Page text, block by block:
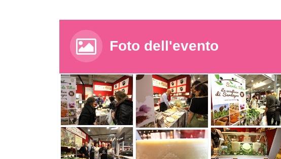
Foto dell'evento